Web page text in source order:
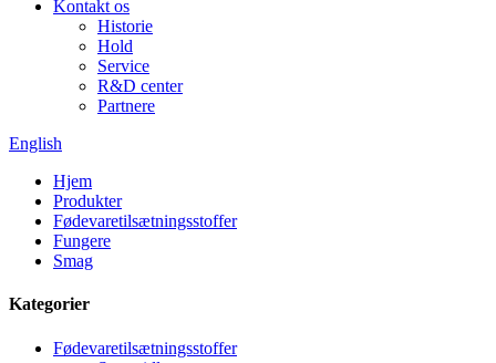
Kontakt os
Historie
Hold
Service
R&D center
Partnere
English
Hjem
Produkter
Fødevaretilsætningsstoffer
Fungere
Smag
Kategorier
Fødevaretilsætningsstoffer